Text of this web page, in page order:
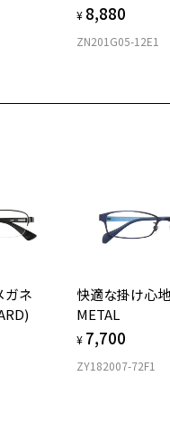
¥ 8,880
ZN201G05-12E1
ガネ
快適な掛け心
METAL
¥ 7,700
ZY182007-72F1